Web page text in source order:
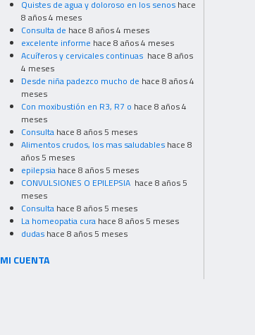
Quistes de agua y doloroso en los senos hace
8 años 4 meses
Consulta de hace 8 años 4 meses
excelente informe hace 8 años 4 meses
Acuíferos y cervicales continuas hace 8 años
4 meses
Desde niña padezco mucho de hace 8 años 4
meses
Con moxibustión en R3, R7 o hace 8 años 4
meses
Consulta hace 8 años 5 meses
Alimentos crudos, los mas saludables hace 8
años 5 meses
epilepsia hace 8 años 5 meses
CONVULSIONES O EPILEPSIA hace 8 años 5
meses
Consulta hace 8 años 5 meses
La homeopatia cura hace 8 años 5 meses
dudas hace 8 años 5 meses
MI CUENTA